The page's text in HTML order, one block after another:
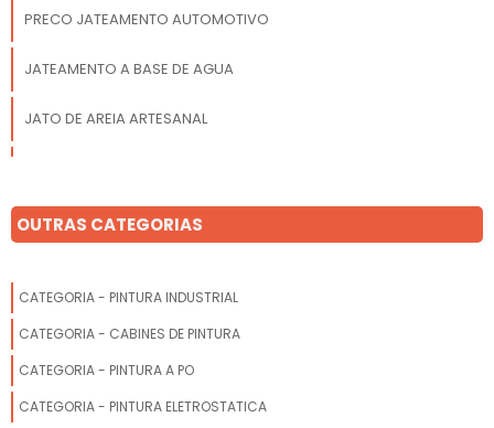
PRECO JATEAMENTO AUTOMOTIVO
JATEAMENTO A BASE DE AGUA
JATO DE AREIA ARTESANAL
JATO DE AREIA COM AGUA
JATO DE AREIA PROFISSIONAL
JATEAMENTO OXIDO DE ALUMINIO
OUTRAS CATEGORIAS
CATEGORIA - PINTURA INDUSTRIAL
CATEGORIA - CABINES DE PINTURA
CATEGORIA - PINTURA A PO
CATEGORIA - PINTURA ELETROSTATICA